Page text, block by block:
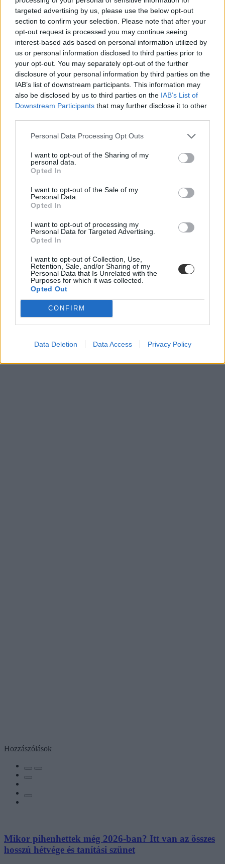
targeted advertising by us, please use the below opt-out
section to confirm your selection. Please note that after your
opt-out request is processed you may continue seeing
interest-based ads based on personal information utilized by
us or personal information disclosed to third parties prior to
your opt-out. You may separately opt-out of the further
disclosure of your personal information by third parties on the
IAB’s list of downstream participants. This information may
also be disclosed by us to third parties on the IAB’s List of
Downstream Participants that may further disclose it to other
Personal Data Processing Opt Outs
I want to opt-out of the Sharing of my
personal data.
Opted In
I want to opt-out of the Sale of my
Personal Data.
Opted In
I want to opt-out of processing my
Personal Data for Targeted Advertising.
Opted In
I want to opt-out of Collection, Use,
Retention, Sale, and/or Sharing of my
Personal Data that Is Unrelated with the
Purposes for which it was collected.
Opted Out
CONFIRM
Data Deletion Data Access Privacy Policy
fenntartóság
rangsor
QS rangsor
QS egyetemi rangsor
fenntarthatósági egyetemi rangsor
Hozzászólások
Mikor pihenhettek még 2026-ban? Itt van az összes
hosszú hétvége és tanítási szünet